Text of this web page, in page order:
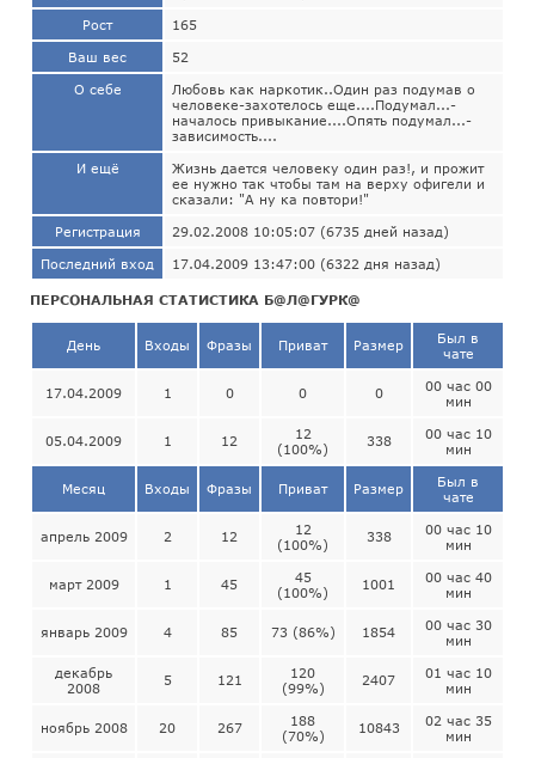
Рост 165
Ваш вес 52
О себе
Любовь как наркотик..Один раз подумав о
человеке-захотелось еще....Подумал...-
началось привыкание....Опять подумал...-
зависимость....
И ещё
Жизнь дается человеку один раз!, и прожит
ее нужно так чтобы там на верху офигели и
сказали: "А ну ка повтори!"
Регистрация 29.02.2008 10:05:07 (6735 дней назад)
Последний вход 17.04.2009 13:47:00 (6322 дня назад)
ПЕРСОНАЛЬНАЯ СТАТИСТИКА Б@Л@ГУРК@
День Входы Фразы Приват Размер
Был в
чате
17.04.2009 1 0 0 0
00 час 00
мин
05.04.2009 1 12
12
(100%)
338
00 час 10
мин
Месяц Входы Фразы Приват Размер
Был в
чате
апрель 2009 2 12
12
(100%)
338
00 час 10
мин
март 2009 1 45
45
(100%)
1001
00 час 40
мин
январь 2009 4 85 73 (86%) 1854
00 час 30
мин
декабрь
2008
5 121
120
(99%)
2407
01 час 10
мин
ноябрь 2008 20 267
188
(70%)
10843
02 час 35
мин